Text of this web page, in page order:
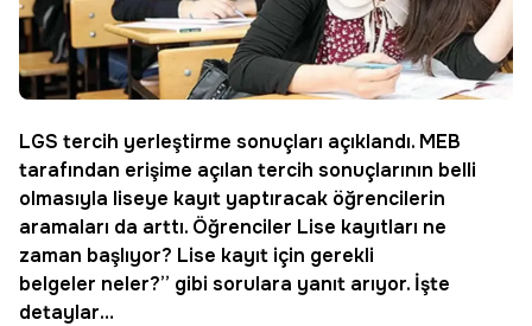
LGS tercih yerleştirme sonuçları açıklandı. MEB
tarafından erişime açılan tercih sonuçlarının belli
olmasıyla liseye kayıt yaptıracak öğrencilerin
aramaları da arttı. Öğrenciler Lise kayıtları ne
zaman başlıyor? Lise kayıt için gerekli
belgeler neler?” gibi sorulara yanıt arıyor. İşte
detaylar…